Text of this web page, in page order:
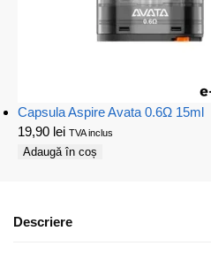
Capsula Aspire Avata 0.6Ω 15ml
19,90 lei TVA inclus
Adaugă în coș
Descriere